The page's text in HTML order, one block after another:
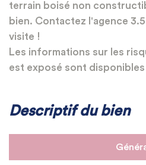
terrain boisé non
bien. Contactez l'agence
visite !
Les informations sur les
est exposé sont disponibles
Descriptif du bien